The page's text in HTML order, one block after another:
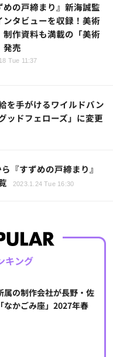
めの戸締まり』新海誠監
ンタビューを収録！美術
制作資料も満載の「美術
発売
Tue 11:37
を手がけるワイルドバン
ッドフェローズ」に変更
『すずめの戸締まり』
2023.1.24 Tue 16:30
キング
属の制作会社が長野・佐
なかごみ座」2027年春